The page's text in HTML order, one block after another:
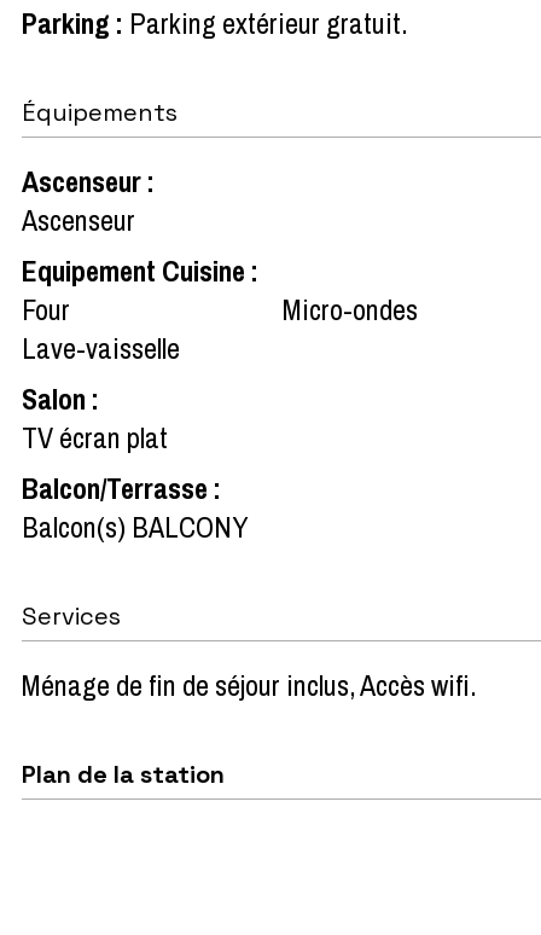
Parking : Parking extérieur gratuit
Équipements
Ascenseur:
Ascenseur
Equipement Cuisine :
Four
Micro-ondes
Lave-vaisselle
Salon :
TV écran plat
Balcon/Terrasse :
Balcon(s) BALCONY
Services
Ménage de fin de séjour inclus Accès wifi
Plan de la station